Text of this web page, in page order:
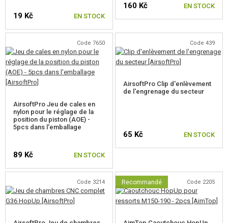
19 Kč EN STOCK
160 Kč EN STOCK
Code 7650
AirsoftPro Jeu de cales en
nylon pour le réglage de la
position du piston (AOE) -
5pcs dans l'emballage
89 Kč EN STOCK
Code 439
AirsoftPro Clip d'enlèvement
de l'engrenage du secteur
65 Kč EN STOCK
Code 3214 Recommandé Code 2205